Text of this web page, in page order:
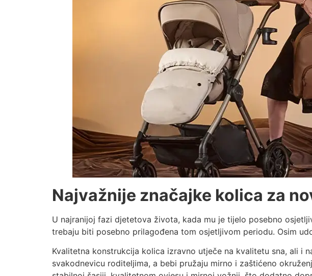
Najvažnije značajke kolica za
U najranijoj fazi djetetova života, kada mu je tijelo posebno
trebaju biti posebno prilagođena tom osjetljivom periodu. Osim
Kvalitetna konstrukcija kolica izravno utječe na kvalitetu sna, ali i
svakodnevicu roditeljima, a bebi pružaju mirno i zaštićeno